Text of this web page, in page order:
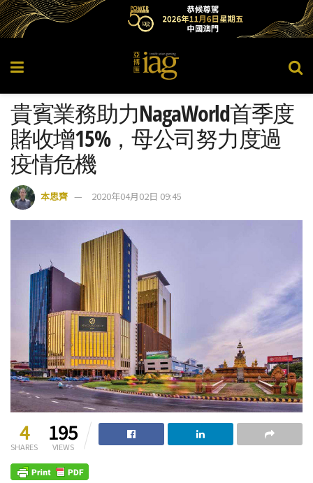
貴賓業務助力NagaWorld首季度
賭收增15%，母公司努力度過
疫情危機
本思齊 2020年04月02日 09:45
4
SHARES
195
VIEWS